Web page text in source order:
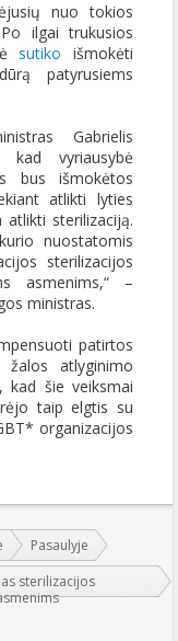
nuo tokios
ilgai trukusios
sutiko išmokėti
patyrusiems
Gabrielis
kad vyriausybė
bus išmokėtos
atlikti lyties
sterilizaciją.
nuostatomis
sterilizacijos
asmenims,“ –
ministras.
patirtos
žalos atlyginimo
kad šie veiksmai
taip elgtis su
organizacijos
Pasaulyje
sterilizacijos